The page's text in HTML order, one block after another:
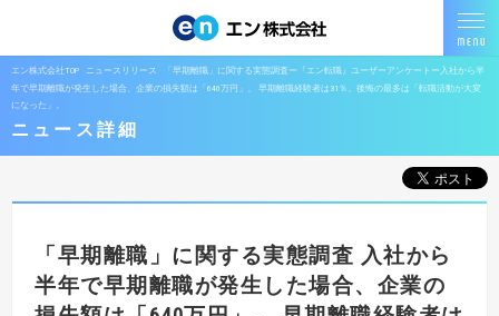
エン株式会社TOP ニュースリリース
「早期離職」に関する実態調査ー『エン転職』ユーザーアンケートー入社から半
年で早期離職が発生した場合、企業の損失額は「640万円」。 早期離職経験者は31％。後悔の最多は「転職活動が大変
になった」。
ニュース詳細
「早期離職」に関する実態調査 入社から
半年で早期離職が発生した場合、企業の